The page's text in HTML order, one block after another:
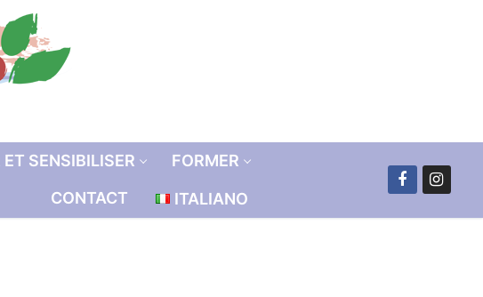
SENSIBILISER
FORMER
CONTACT
ITALIANO